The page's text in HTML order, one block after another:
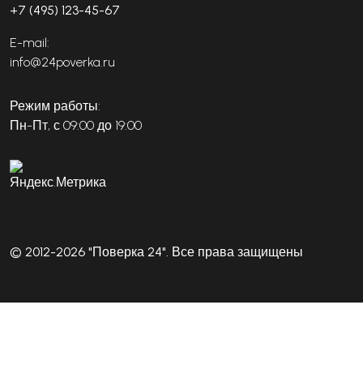
+7 (495) 123-45-67
E-mail:
info@24poverka.ru
Режим работы:
Пн-Пт, с 09:00 до 19:00
© 2012-2026 "Поверка 24". Все права защищены